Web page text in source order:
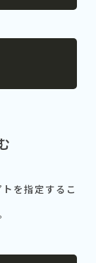
を指定するこ